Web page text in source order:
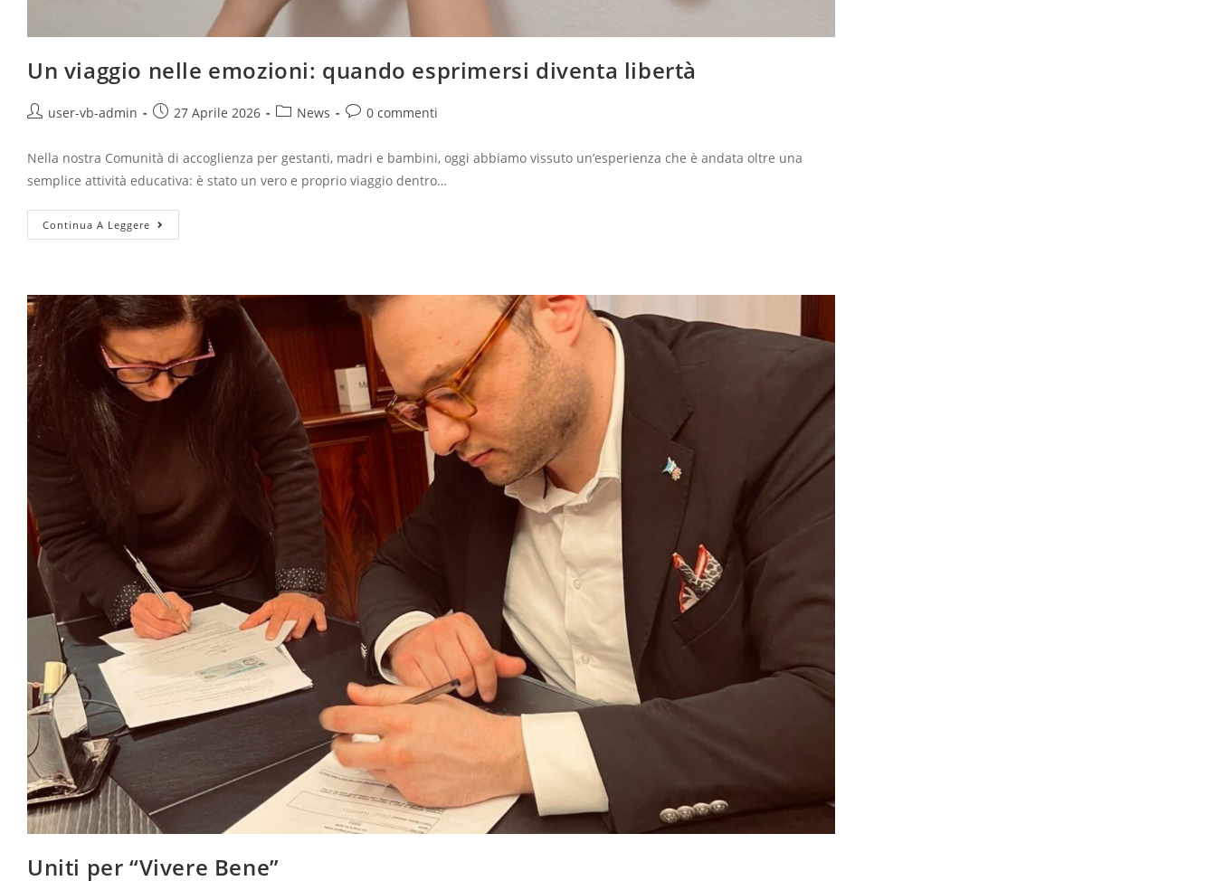
Un viaggio nelle emozioni: quando esprimersi diventa libertà
user-vb-admin 27 Aprile 2026 News 0 commenti
Nella nostra Comunità di accoglienza per gestanti, madri e bambini, oggi abbiamo vissuto un’esperienza che è andata oltre una
semplice attività educativa: è stato un vero e proprio viaggio dentro…
Continua A Leggere
Uniti per “Vivere Bene”